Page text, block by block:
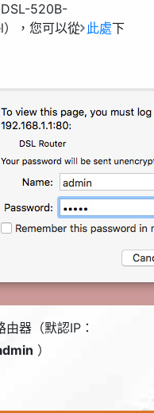
520B-
），您可以從 此處下
器（默認IP：
）